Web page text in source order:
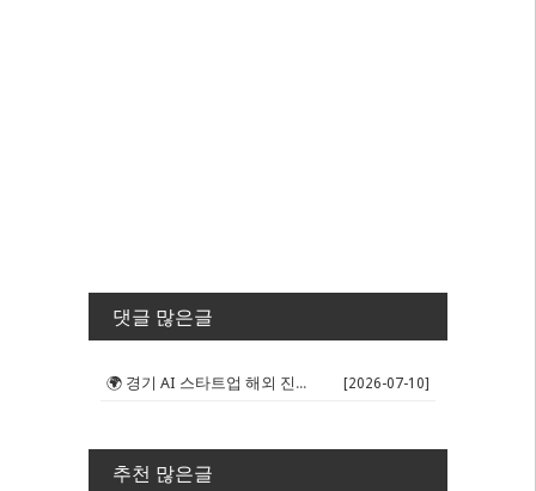
댓글 많은글
🌍 경기 AI 스타트업 해외 진출 판... [2026-07-10]
추천 많은글